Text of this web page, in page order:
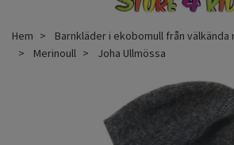
Hem
Barnkläder i ekobomull från välkända
Merinoull
Joha Ullmössa